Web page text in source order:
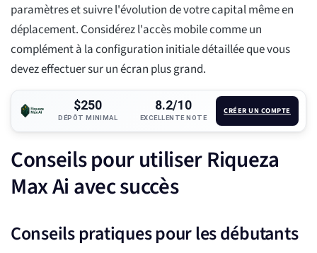
paramètres et suivre l'évolution de votre capital même en
déplacement. Considérez l'accès mobile comme un
complément à la configuration initiale détaillée que vous
devez effectuer sur un écran plus grand.
$250
DÉPÔT MINIMAL
8.2/10
EXCELLENTE NOTE
CRÉER UN COMPTE
Conseils pour utiliser Riqueza
Max Ai avec succès
Conseils pratiques pour les débutants